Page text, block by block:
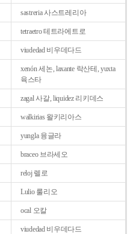
sastreria 사스트레리아
tetraetro 테트라에트로
viudedad 비우데다드
xenón 세논, laxante 락산테, yuxta
육스타
zagal 사갈, liquidez 리키데스
walkirias 왈키리아스
yungla 융글라
braceo 브라세오
reloj 렐로
Lulio 룰리오
ocal 오칼
viudedad 비우데다드